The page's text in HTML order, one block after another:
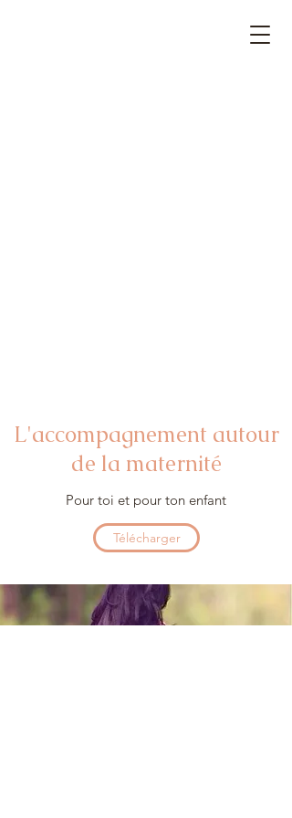
L'accompagnement autour
de la maternité
Pour toi et pour ton enfant
Télécharger